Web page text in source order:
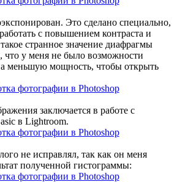
Это сделано специально,
с повышением контраста и
странное значение диафрагмы
что у меня не было возможности
меньшую мощность, чтобы открыть
заключается в работе с
в Lightroom.
не исправлял, так как он меня
полученной гистограммы: